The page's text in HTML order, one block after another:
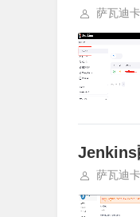
萨瓦迪卡
Jenkins
萨瓦迪卡